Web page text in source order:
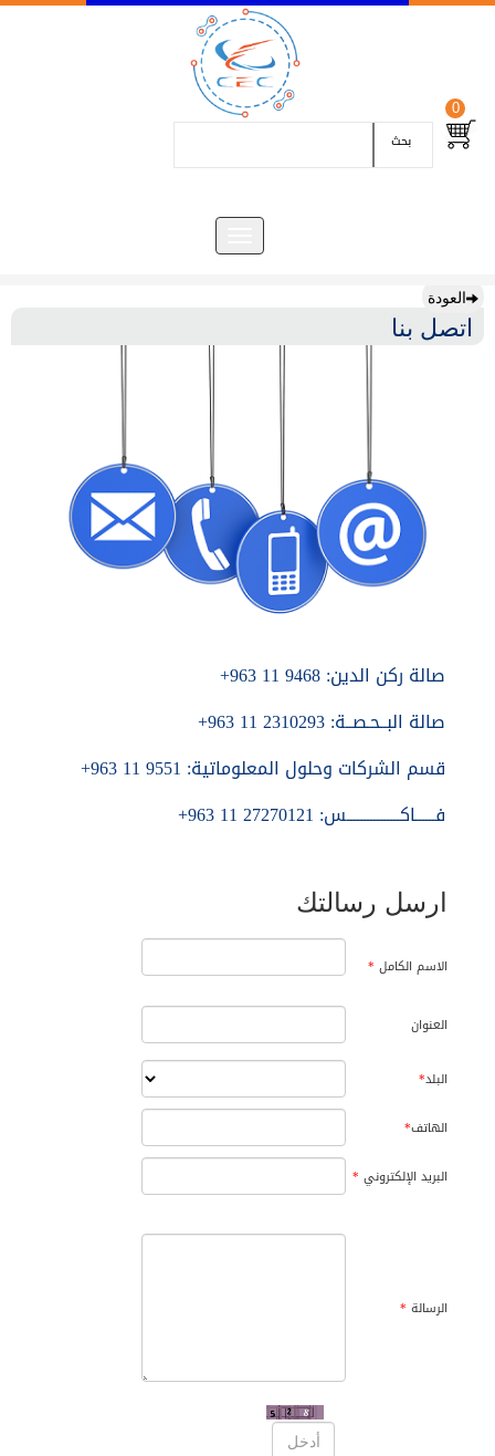
0
بحث
العودة
اتصل بنا
صالة ركن الدين: 9468 11 963+
صالة البــحـصــة: 2310293 11 963+
قسم الشركات وحلول المعلوماتية: 9551 11 963+
فــــــاكــــــــــــــــس: 27270121 11 963+
ارسل رسالتك
الاسم الكامل *
العنوان
البلد*
الهاتف*
البريد الإلكتروني *
الرسالة *